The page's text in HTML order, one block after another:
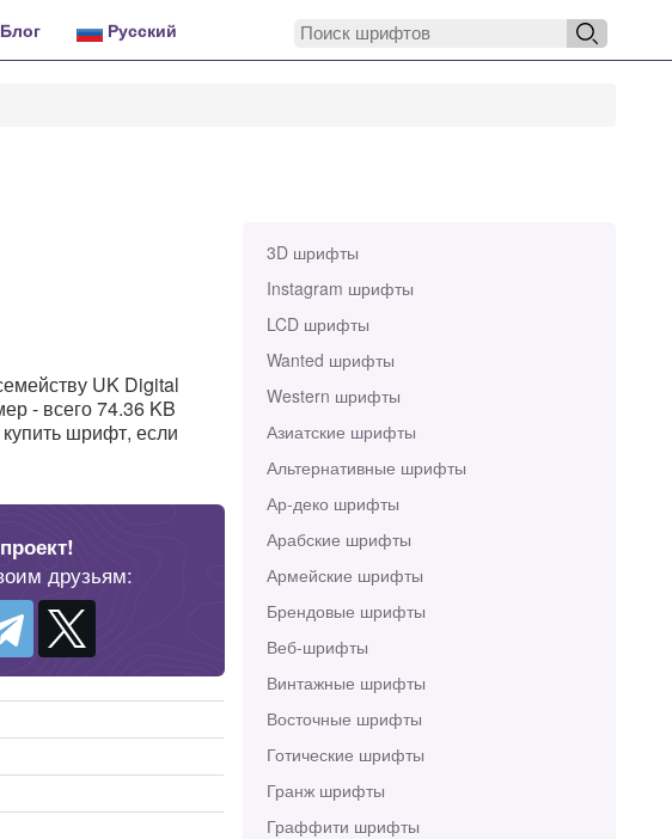
Блог Русский
3D шрифты
Instagram шрифты
LCD шрифты
Wanted шрифты
Western шрифты
Азиатские шрифты
Альтернативные шрифты
Ар-деко шрифты
Арабские шрифты
Армейские шрифты
Брендовые шрифты
Веб-шрифты
Винтажные шрифты
Восточные шрифты
Готические шрифты
Гранж шрифты
Граффити шрифты
UK Digital
- всего 74.36 KB
шрифт, если
друзьям: